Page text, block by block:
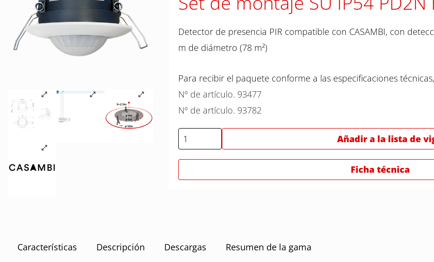
Detector de presencia PIR compatible con CASAMBI, con
m de diámetro (78 m²)
Para recibir el paquete conforme a las especificaciones
Nº de artículo. 93477
Nº de artículo. 93782
Añadir a la lista de
Ficha técnica
Características Descripción Descargas Resumen de la gama